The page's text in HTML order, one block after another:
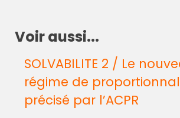
Voir aussi...
SOLVABILITE 2 / Le
régime de
précisé par l’ACPR